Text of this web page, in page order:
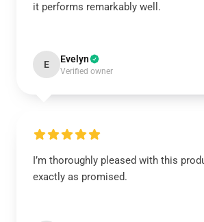
it performs remarkably well.
E Evelyn
Verified owner
I’m thoroughly pleased with this
exactly as promised.